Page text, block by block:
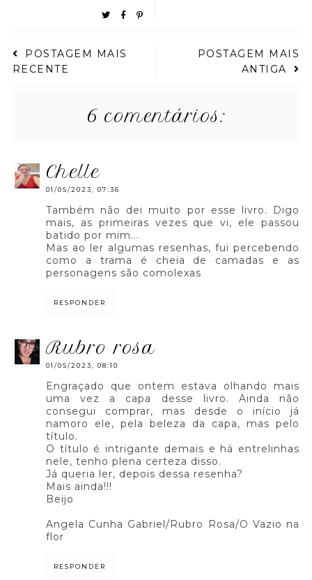
POSTAGEM MAIS
RECENTE
POSTAGEM MAIS
ANTIGA
6 comentários:
chelle
01/05/2023, 07:36
Também não dei muito por esse livro. Digo
mais, as primeiras vezes que vi, ele passou
batido por mim...
Mas ao ler algumas resenhas, fui percebendo
como a trama é cheia de camadas e as
personagens são comolexas
RESPONDER
rubro rosa
01/05/2023, 08:10
Engraçado que ontem estava olhando mais
uma vez a capa desse livro. Ainda não
consegui comprar, mas desde o início já
namoro ele, pela beleza da capa, mas pelo
título.
O título é intrigante demais e há entrelinhas
nele, tenho plena certeza disso.
Já queria ler, depois dessa resenha?
Mais ainda!!!
Beijo
Angela Cunha Gabriel/Rubro Rosa/O Vazio na
flor
RESPONDER